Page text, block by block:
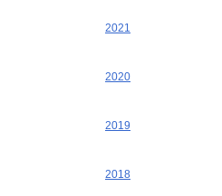
2021
2020
2019
2018